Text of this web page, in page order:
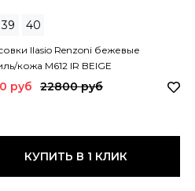
39 40
Ilasio Renzoni бежевые
кожа M612 IR BEIGE
руб 22800 руб
КУПИТЬ В 1 КЛИК